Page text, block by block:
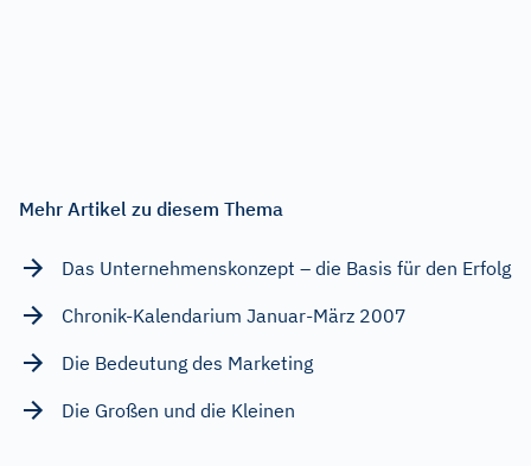
Mehr Artikel zu diesem Thema
Das Unternehmenskonzept – die Basis für den Erfolg
Chronik-Kalendarium Januar-März 2007
Die Bedeutung des Marketing
Die Großen und die Kleinen